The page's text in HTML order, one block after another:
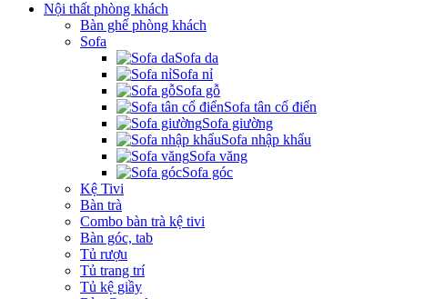
Nội thất phòng khách
Bàn ghế phòng khách
Sofa
Sofa da
Sofa nỉ
Sofa gỗ
Sofa tân cổ điển
Sofa giường
Sofa nhập khẩu
Sofa văng
Sofa góc
Kệ Tivi
Bàn trà
Combo bàn trà kệ tivi
Bàn góc, tab
Tủ rượu
Tủ trang trí
Tủ kệ giầy